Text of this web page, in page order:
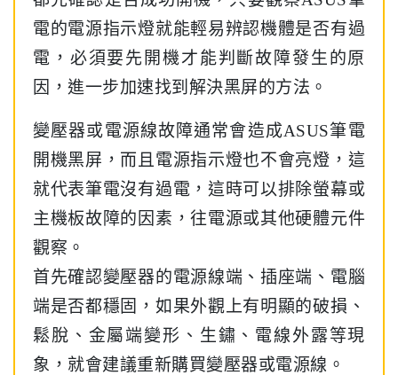
電的電源指示燈就能輕易辨認機體是否有過
電，必須要先開機才能判斷故障發生的原
因，進一步加速找到解決黑屏的方法。
變壓器或電源線故障通常會造成ASUS筆電
開機黑屏，而且電源指示燈也不會亮燈，這
就代表筆電沒有過電，這時可以排除螢幕或
主機板故障的因素，往電源或其他硬體元件
觀察。
首先確認變壓器的電源線端、插座端、電腦
端是否都穩固，如果外觀上有明顯的破損、
鬆脫、金屬端變形、生鏽、電線外露等現
象，就會建議重新購買變壓器或電源線。